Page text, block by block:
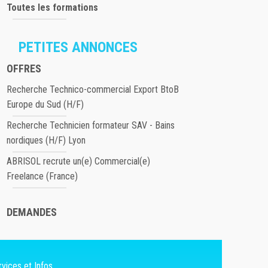
Toutes les formations
PETITES ANNONCES
OFFRES
Recherche Technico-commercial Export BtoB
Europe du Sud (H/F)
Recherche Technicien formateur SAV - Bains
nordiques (H/F) Lyon
ABRISOL recrute un(e) Commercial(e)
Freelance (France)
DEMANDES